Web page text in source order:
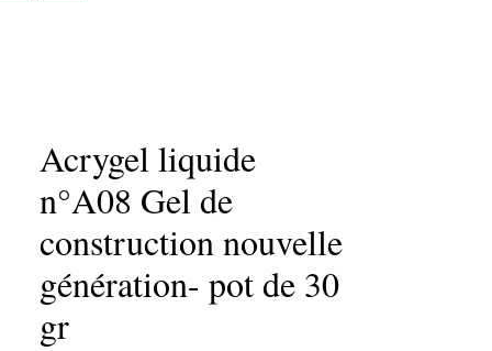
Acrygel liquide
n°A08 Gel de
construction nouvelle
génération- pot de 30
gr